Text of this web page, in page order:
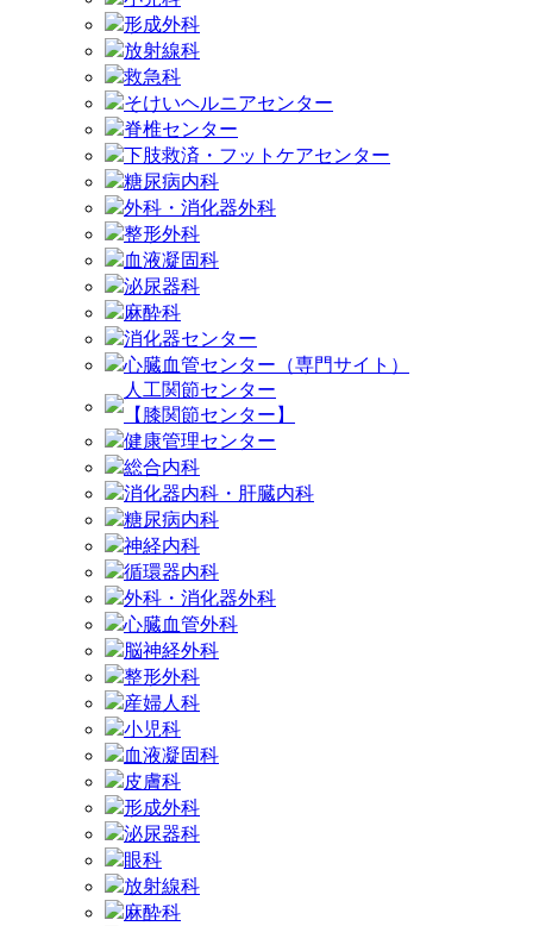
形成外科
放射線科
救急科
そけいヘルニアセンター
脊椎センター
下肢救済・フットケアセンター
糖尿病内科
外科・消化器外科
整形外科
血液凝固科
泌尿器科
麻酔科
消化器センター
心臓血管センター（専門サイト）
人工関節センター
【膝関節センター】
健康管理センター
総合内科
消化器内科・肝臓内科
糖尿病内科
神経内科
循環器内科
外科・消化器外科
心臓血管外科
脳神経外科
整形外科
産婦人科
小児科
血液凝固科
皮膚科
形成外科
泌尿器科
眼科
放射線科
麻酔科